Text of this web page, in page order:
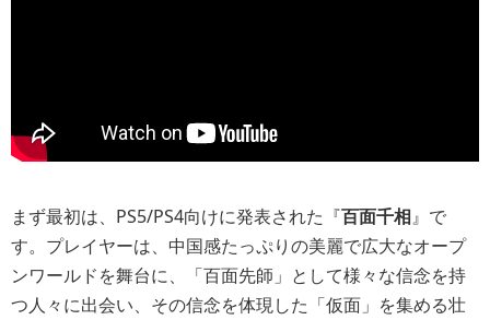
まず最初は、PS5/PS4向けに発表された『百面千相』で
す。プレイヤーは、中国感たっぷりの美麗で広大なオープ
ンワールドを舞台に、「百面先師」として様々な信念を持
つ人々に出会い、その信念を体現した「仮面」を集める壮